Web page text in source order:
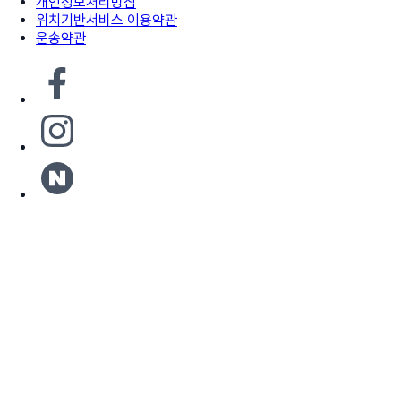
위치기반서비스 이용약관
운송약관